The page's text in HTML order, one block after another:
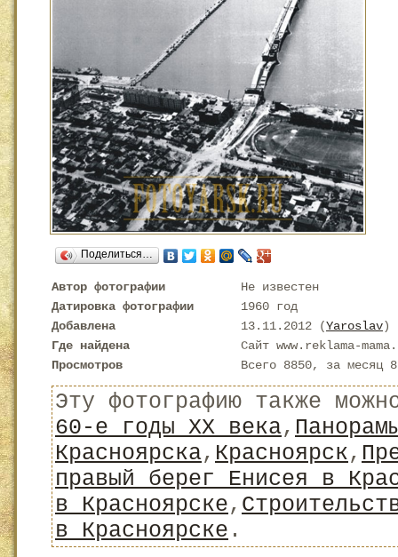
Поделиться…
Автор фотографии
Не известен
Датировка фотографии
1960 год
Добавлена
13.11.2012 (Yaroslav)
Где найдена
Сайт www.reklama-
Просмотров
Всего 8850, за месяц
Эту фотографию также
60-е годы XX века,
Красноярска, Красноярск,
правый берег Енисея в
в Красноярске,
в Красноярске .